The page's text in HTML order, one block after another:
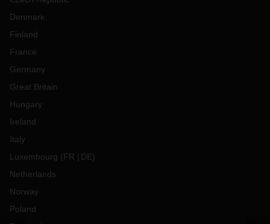
Denmark
Finland
France
Germany
Great Britain
Hungary
Ireland
Italy
Luxembourg (FR DE)
Netherlands
Norway
Poland